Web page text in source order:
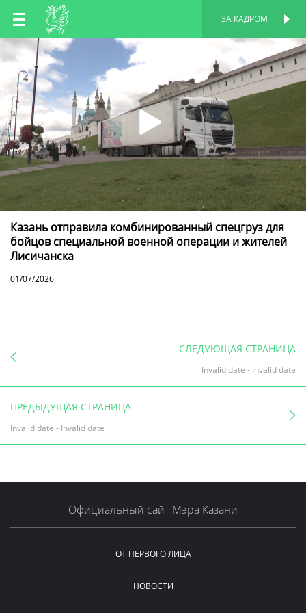
RU
TT
ЗА КАДРОМ
Казань отправила комбинированный спецгруз для
бойцов специальной военной операции и жителей
Лисичанска
01/07/2026
СЛЕДУЮЩАЯ СТРАНИЦА
Invalid date - Invalid date
ПРЕДЫДУЩАЯ СТРАНИЦА
Invalid date - Invalid date
Официальный сайт Мэра Казани
ОТ ПЕРВОГО ЛИЦА
НОВОСТИ
ПЕРСОНАЛЬНАЯ
СТРАНИЦА